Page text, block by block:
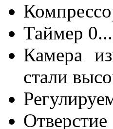
Таймер
Камера
стали